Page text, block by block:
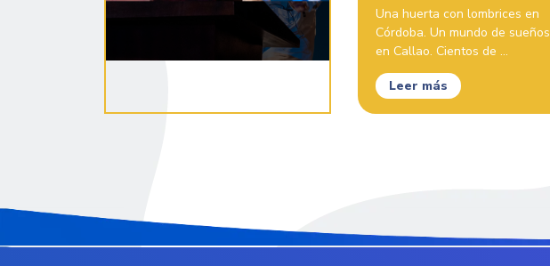
Una huerta con lombrices en
Córdoba. Un mundo de sueños
en Callao. Cientos de ...
Leer más